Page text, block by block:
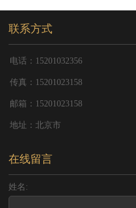
联系方式
电话：15201032356
传真：15201023158
邮箱：15201023158
地址：北京市
在线留言
姓名: